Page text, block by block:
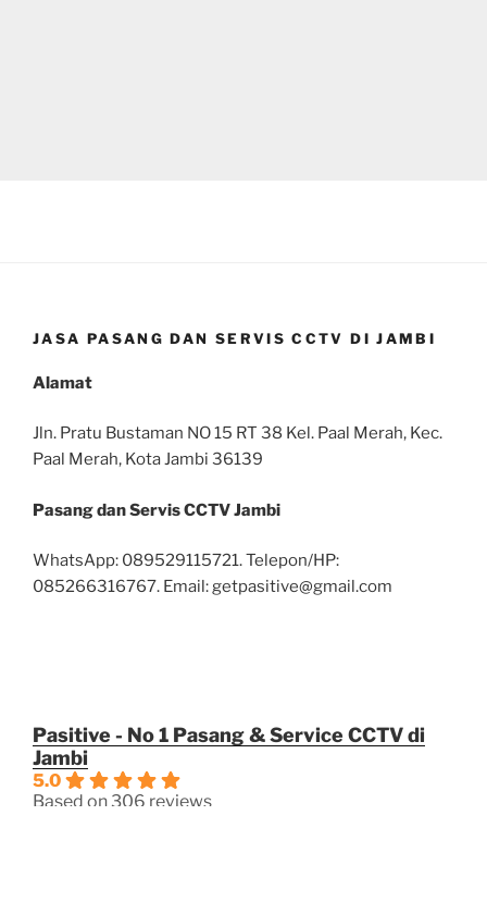
JASA PASANG DAN SERVIS CCTV DI JAMBI
Alamat
Jln. Pratu Bustaman NO 15 RT 38 Kel. Paal Merah, Kec.
Paal Merah, Kota Jambi 36139
Pasang dan Servis CCTV Jambi
WhatsApp: 089529115721. Telepon/HP:
085266316767. Email: getpasitive@gmail.com
Pasitive - No 1 Pasang & Service CCTV di
Jambi
5.0
Based on 306 reviews